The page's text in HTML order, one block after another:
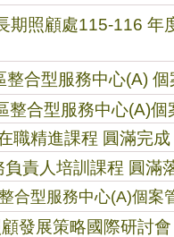
期照顧處115-116 年
合型服務中心(A)
整合型服務中心(A)個
職精進課程 圓滿完成
責人培訓課程 圓滿
合型服務中心(A)個
發展策略國際研討會